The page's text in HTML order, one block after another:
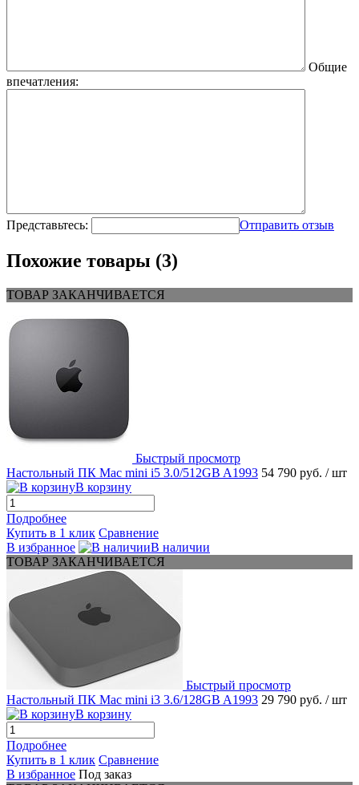
Общие
впечатления:
Представьтесь: Отправить отзыв
Похожие товары (3)
ТОВАР ЗАКАНЧИВАЕТСЯ
Быстрый просмотр
Настольный ПК Mac mini i5 3.0/512GB A1993 54 790 руб. / шт
В корзину
Подробнее
Купить в 1 клик Сравнение
В избранное
В наличии
ТОВАР ЗАКАНЧИВАЕТСЯ
Быстрый просмотр
Настольный ПК Mac mini i3 3.6/128GB A1993 29 790 руб. / шт
В корзину
Подробнее
Купить в 1 клик Сравнение
В избранное Под заказ